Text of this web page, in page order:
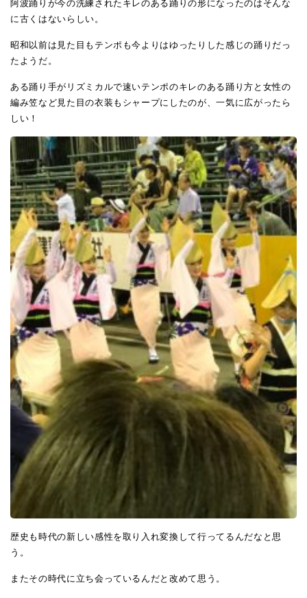
阿波踊りが今の洗練されたキレのある踊りの形になったのはそんな
に古くはないらしい。
昭和以前は見た目もテンポも今よりはゆったりした感じの踊りだっ
たようだ。
ある踊り手がリズミカルで速いテンポのキレのある踊り方と女性の
編み笠など見た目の衣装もシャープにしたのが、一気に広がったら
しい！
歴史も時代の新しい感性を取り入れ変換して行ってるんだなと思
う。
またその時代に立ち会っているんだと改めて思う。